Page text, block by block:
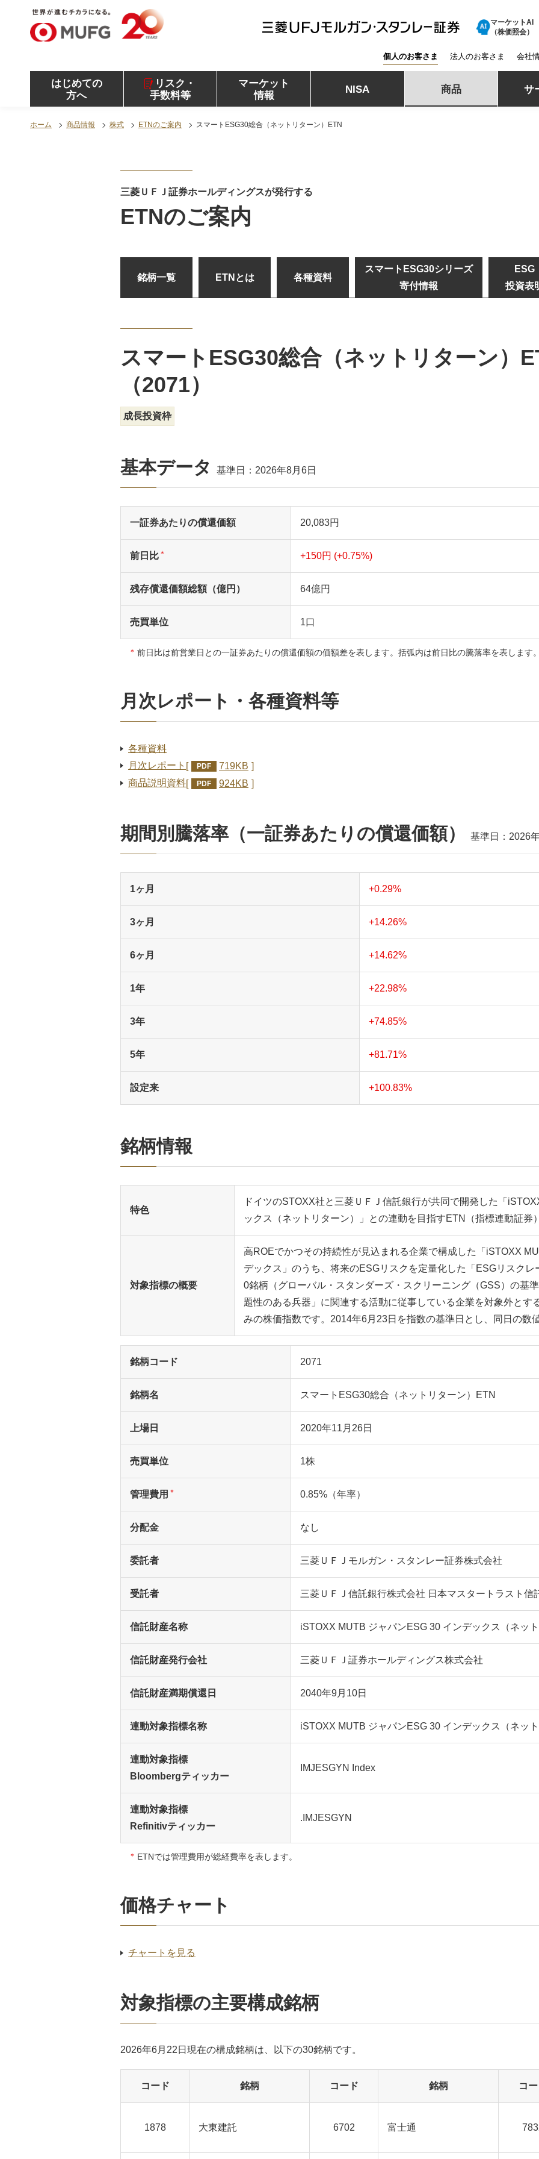
MUFG 世界が進むチカラになる。 三菱ＵＦＪモル
ガン・スタンレー証券
三菱ＵＦＪモルガン・スタンレー証券
マーケットAI
（株価照会）
はじめての
方へ
リスク・
手数料等
マーケット
情報
NISA 商品 サ
個人のお客さま 法人のお客さま 会社
ホーム 商品情報 株式 ETNのご案内 スマートESG30総合（ネットリターン）ETN
三菱ＵＦＪ証券ホールディングスが発行する
ETNのご案内
銘柄一覧 ETNとは 各種資料
スマートESG30シリーズ
寄付情報
ESG
投資表
スマートESG30総合（ネットリターン）
（2071）
成長投資枠
基本データ 基準日： 2026年8月6日
一証券あたりの償還価額 20,083円
前日比 ＊ +150円 (+0.75%)
残存償還価額総額（億円） 64億円
売買単位 1口
＊ 前日比は前営業日との一証券あたりの償還価額の価額差を表します。括弧内は前日比の騰落率を表します
月次レポート・各種資料等
各種資料
月次レポート
PDF
719KB
商品説明資料
PDF 924KB
期間別騰落率（一証券あたりの償還価額） 基準日： 2026
1ヶ月 +0.29%
3ヶ月 +14.26%
6ヶ月 +14.62%
1年 +22.98%
3年 +74.85%
5年 +81.71%
設定来 +100.83%
銘柄情報
特色
ドイツのSTOXX社と三菱ＵＦＪ信託銀行が共同で開発した「
ックス（ネットリターン）」との連動を目指すETN（指標連動証券
対象指標の概要
高ROEでかつその持続性が見込まれる企業で構成した「iSTOXX
デックス」のうち、将来のESGリスクを定量化した「ESGリスク
0銘柄（グローバル・スタンダーズ・スクリーニング（GSS）の基
題性のある兵器」に関連する活動に従事している企業を対象外とす
みの株価指数です。2014年6月23日を指数の基準日とし、同日の数
銘柄コード 2071
銘柄名 スマートESG30総合（ネットリターン）ETN
上場日 2020年11月26日
売買単位 1株
管理費用 ＊ 0.85%（年率）
分配金 なし
委託者 三菱ＵＦＪモルガン・スタンレー証券株式会社
受託者 三菱ＵＦＪ信託銀行株式会社 日本マスタートラスト信
信託財産名称 iSTOXX MUTB ジャパンESG 30 インデックス（ネッ
信託財産発行会社 三菱ＵＦＪ証券ホールディングス株式会社
信託財産満期償還日 2040年9月10日
連動対象指標名称 iSTOXX MUTB ジャパンESG 30 インデックス（ネッ
連動対象指標
Bloombergティッカー
IMJESGYN Index
連動対象指標
Refinitivティッカー
.IMJESGYN
＊ ETNでは管理費用が総経費率を表します。
価格チャート
チャートを見る
対象指標の主要構成銘柄
2026年6月22日現在の構成銘柄は、以下の30銘柄です。
コード 銘柄 コード 銘柄 コ
1878 大東建託 6702 富士通